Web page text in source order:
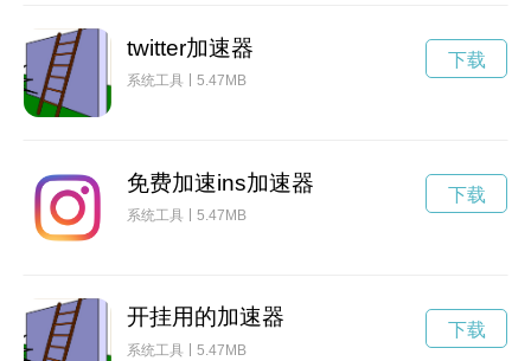
twitter加速器
系统工具 5.47MB
下载
免费加速ins加速器
系统工具 5.47MB
下载
开挂用的加速器
系统工具 5.47MB
下载